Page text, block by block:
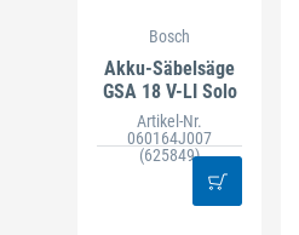
Bosch
Akku-Säbelsäge
GSA 18 V-LI Solo
Artikel-Nr.
060164J007
(625849)